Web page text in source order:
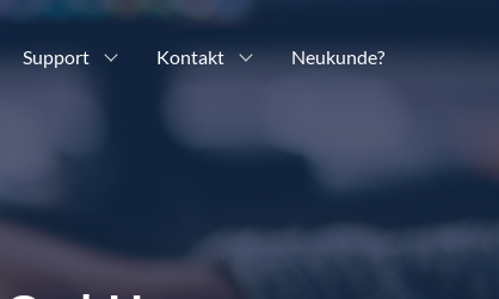
Support Kontakt Neukunde?